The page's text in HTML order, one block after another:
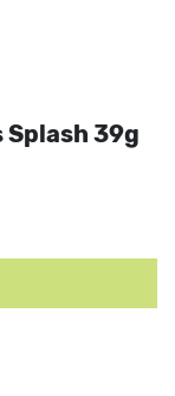
Splash 39g